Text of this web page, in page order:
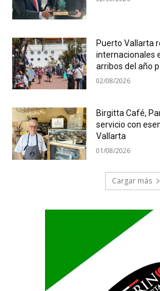
Puerto Vallarta
internacionales
arribos del año
02/08/2026
Birgitta Café,
servicio con
Vallarta
01/08/2026
Cargar más